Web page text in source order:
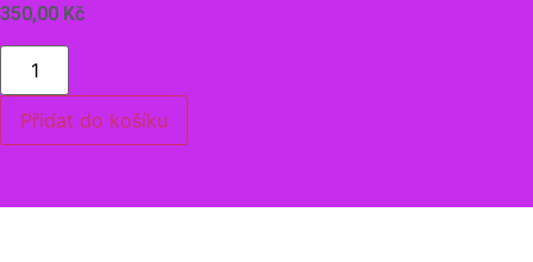
350,00 Kč
Přidat do košíku